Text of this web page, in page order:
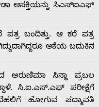
ಆಸಕ್ತಿಯನ್ನು ಸಿಎಸ್ಐಎಫ್​
ಬಂದಿತ್ತು. ಆ ಕರೆ ಪತ್ರ
ಆಕೆಯ ಬದುಕಿನ
ಅರುಣಿಮಾ ಸಿನ್ಹಾ ಪ್ರಬಲ
ಸಿ.ಐ.ಎಸ್.ಎಫ್ ಪರೀಕ್ಷೆಗೆ
ಹೋಗುವ ಪದ್ಮಾವತಿ